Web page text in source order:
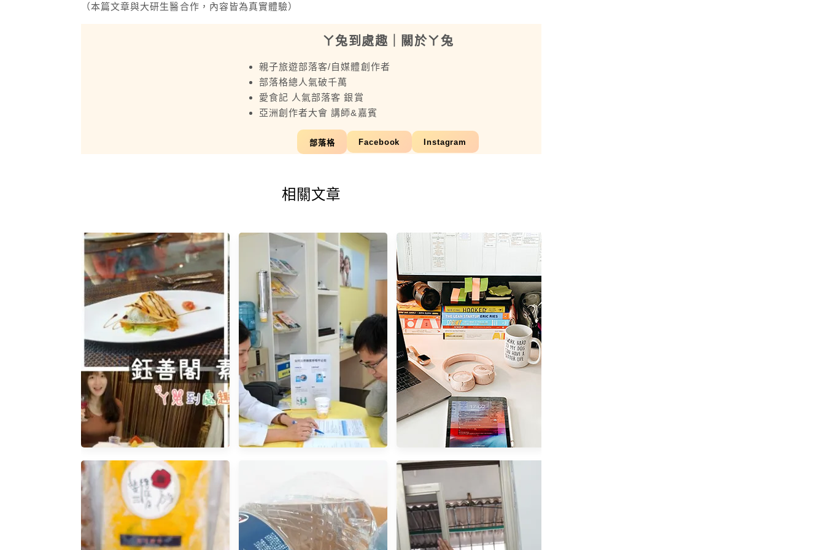
（本篇文章與大研生醫合作，內容皆為真實體驗）
ㄚ兔到處趣 ｜關於ㄚ兔
親子旅遊部落客/自媒體創作者
部落格總人氣破千萬
愛食記 人氣部落客 銀賞
亞洲創作者大會 講師&嘉賓
部落格 Facebook Instagram
相關文章
【高雄鼓山】鈺善閣‧素‧養
【健康】科林睡得美居家睡眠
數位科技懶人包，蝦皮淘寶一